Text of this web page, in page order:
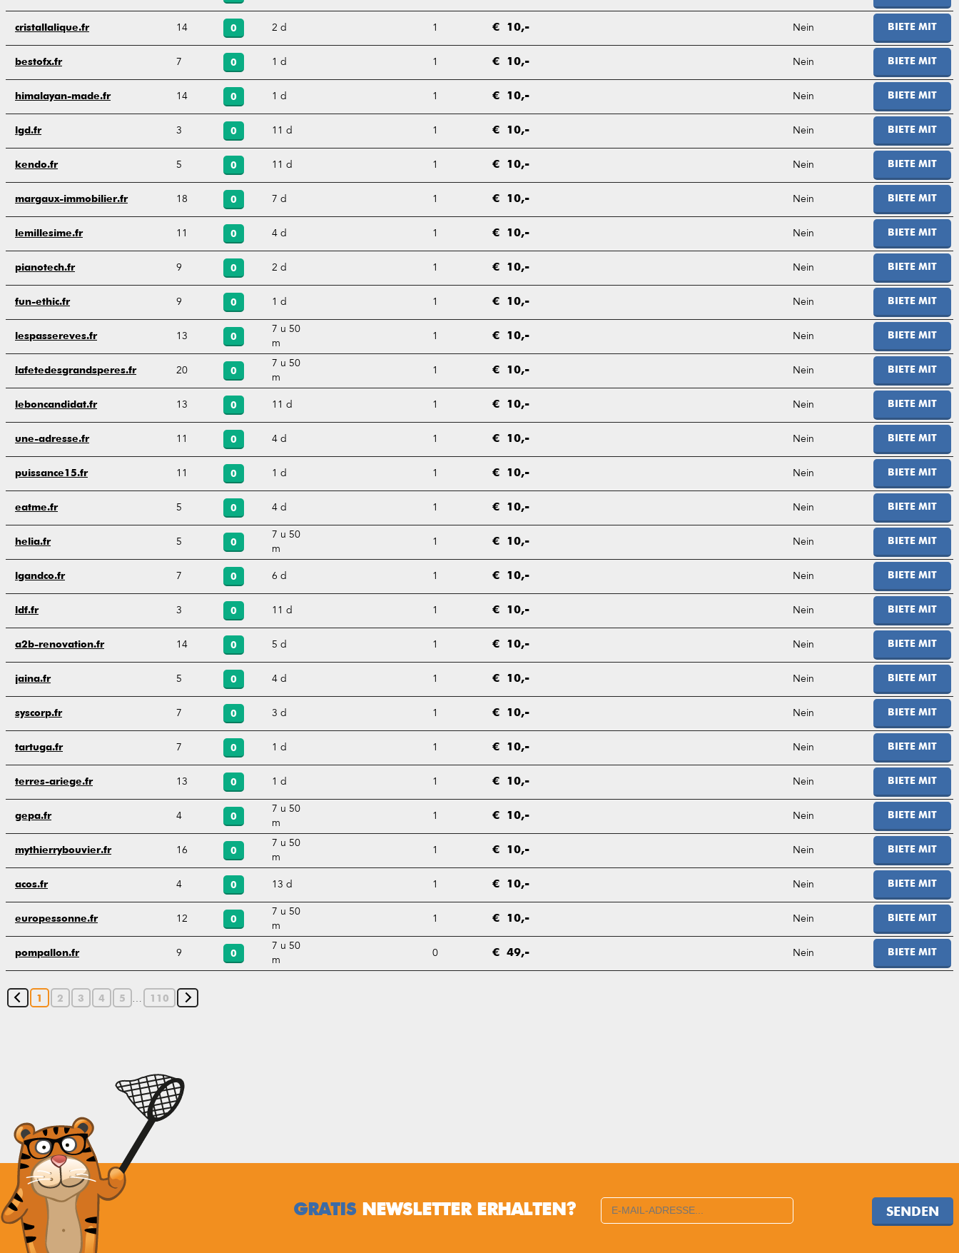
cristallalique.fr 14 0 2 d 1 € 10,- Nein BIETE MIT
bestofx.fr 7 0 1 d 1 € 10,- Nein BIETE MIT
himalayan-made.fr 14 0 1 d 1 € 10,- Nein BIETE MIT
lgd.fr 3 0 11 d 1 € 10,- Nein BIETE MIT
kendo.fr 5 0 11 d 1 € 10,- Nein BIETE MIT
margaux-immobilier.fr 18 0 7 d 1 € 10,- Nein BIETE MIT
lemillesime.fr 11 0 4 d 1 € 10,- Nein BIETE MIT
pianotech.fr 9 0 2 d 1 € 10,- Nein BIETE MIT
fun-ethic.fr 9 0 1 d 1 € 10,- Nein BIETE MIT
lespassereves.fr 13 0
7 u 50
m
1 € 10,- Nein BIETE MIT
lafetedesgrandsperes.fr 20 0
7 u 50
m
1 € 10,- Nein BIETE MIT
leboncandidat.fr 13 0 11 d 1 € 10,- Nein BIETE MIT
une-adresse.fr 11 0 4 d 1 € 10,- Nein BIETE MIT
puissance15.fr 11 0 1 d 1 € 10,- Nein BIETE MIT
eatme.fr 5 0 4 d 1 € 10,- Nein BIETE MIT
helia.fr 5 0
7 u 50
m
1 € 10,- Nein BIETE MIT
lgandco.fr 7 0 6 d 1 € 10,- Nein BIETE MIT
ldf.fr 3 0 11 d 1 € 10,- Nein BIETE MIT
a2b-renovation.fr 14 0 5 d 1 € 10,- Nein BIETE MIT
jaina.fr 5 0 4 d 1 € 10,- Nein BIETE MIT
syscorp.fr 7 0 3 d 1 € 10,- Nein BIETE MIT
tartuga.fr 7 0 1 d 1 € 10,- Nein BIETE MIT
terres-ariege.fr 13 0 1 d 1 € 10,- Nein BIETE MIT
gepa.fr 4 0
7 u 50
m
1 € 10,- Nein BIETE MIT
mythierrybouvier.fr 16 0
7 u 50
m
1 € 10,- Nein BIETE MIT
acos.fr 4 0 13 d 1 € 10,- Nein BIETE MIT
europessonne.fr 12 0
7 u 50
m
1 € 10,- Nein BIETE MIT
pompallon.fr 9 0
7 u 50
m
0 € 49,- Nein BIETE MIT
1 2 3 4 5 … 110
GRATIS NEWSLETTER ERHALTEN? SENDEN